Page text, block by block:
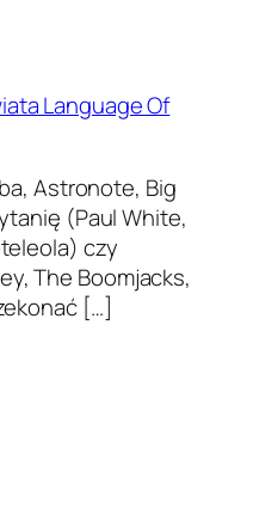
Language Of
Astronote, Big
(Paul White,
czy
The Boomjacks,
[…]